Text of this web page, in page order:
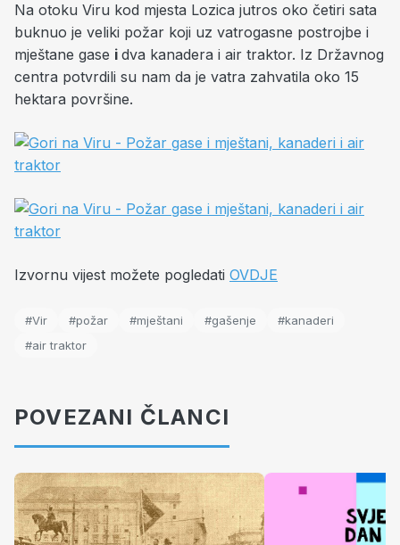
Na otoku Viru kod mjesta Lozica jutros oko četiri sata
buknuo je veliki požar koji uz vatrogasne postrojbe i
mještane gase i dva kanadera i air traktor. Iz Državnog
centra potvrdili su nam da je vatra zahvatila oko 15
hektara površine.
Izvornu vijest možete pogledati OVDJE
#Vir #požar #mještani #gašenje
#kanaderi
#air traktor
POVEZANI ČLANCI